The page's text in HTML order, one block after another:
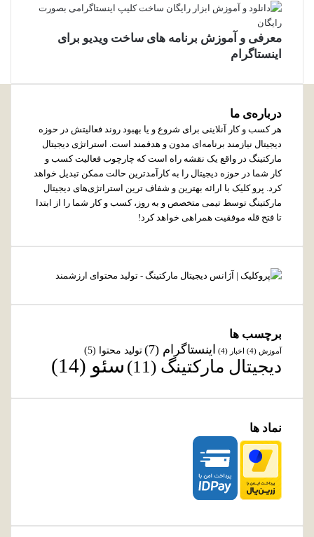
معرفی و آموزش برنامه های ساخت ویدیو برای
اینستاگرام
درباره‌ی ما
هر کسب و کار آنلاینی برای شروع و یا بهبود روند فعالیتش در حوزه
دیجیتال نیازمند برنامه‌ای مدون و هدفمند است. استراتژی دیجیتال
مارکتینگ در واقع یک نقشه راه است که چارچوب فعالیت کسب و
کار شما در حوزه دیجیتال را به کارآمدترین حالت ممکن تبدیل خواهد
کرد. پرو کلیک با ارائه بهترین و شفاف ترین استراتژی‌های دیجیتال
مارکتینگ توسط تیمی متخصص و به روز، کسب و کار شما را از ابتدا
تا فتح قله موفقیت همراهی خواهد کرد!
برچسب ها
آموزش (4) اخبار (4) اینستاگرام (7) تولید محتوا (5)
دیجیتال مارکتینگ (11) سئو (14)
نماد ها